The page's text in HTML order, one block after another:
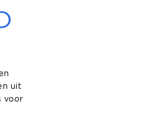
uit
voor